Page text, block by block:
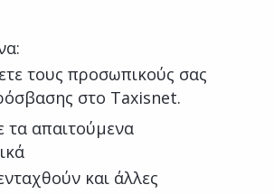
τους προσωπικούς σας
στο Taxisnet.
τα απαιτούμενα
και άλλες